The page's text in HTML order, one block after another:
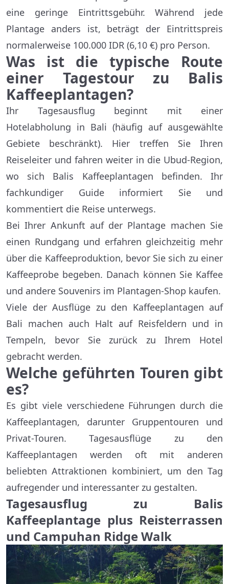
eine geringe Eintrittsgebühr. Während jede
Plantage anders ist, beträgt der Eintrittspreis
normalerweise 100.000 IDR (6,10 €) pro Person.
Was ist die typische Route
einer Tagestour zu Balis
Kaffeeplantagen?
Ihr Tagesausflug beginnt mit einer
Hotelabholung in Bali (häufig auf ausgewählte
Gebiete beschränkt). Hier treffen Sie Ihren
Reiseleiter und fahren weiter in die Ubud-Region,
wo sich Balis Kaffeeplantagen befinden. Ihr
fachkundiger Guide informiert Sie und
kommentiert die Reise unterwegs.
Bei Ihrer Ankunft auf der Plantage machen Sie
einen Rundgang und erfahren gleichzeitig mehr
über die Kaffeeproduktion, bevor Sie sich zu einer
Kaffeeprobe begeben. Danach können Sie Kaffee
und andere Souvenirs im Plantagen-Shop kaufen.
Viele der Ausflüge zu den Kaffeeplantagen auf
Bali machen auch Halt auf Reisfeldern und in
Tempeln, bevor Sie zurück zu Ihrem Hotel
gebracht werden.
Welche geführten Touren gibt
es?
Es gibt viele verschiedene Führungen durch die
Kaffeeplantagen, darunter Gruppentouren und
Privat-Touren. Tagesausflüge zu den
Kaffeeplantagen werden oft mit anderen
beliebten Attraktionen kombiniert, um den Tag
aufregender und interessanter zu gestalten.
Tagesausflug zu Balis
Kaffeeplantage plus Reisterrassen
und Campuhan Ridge Walk